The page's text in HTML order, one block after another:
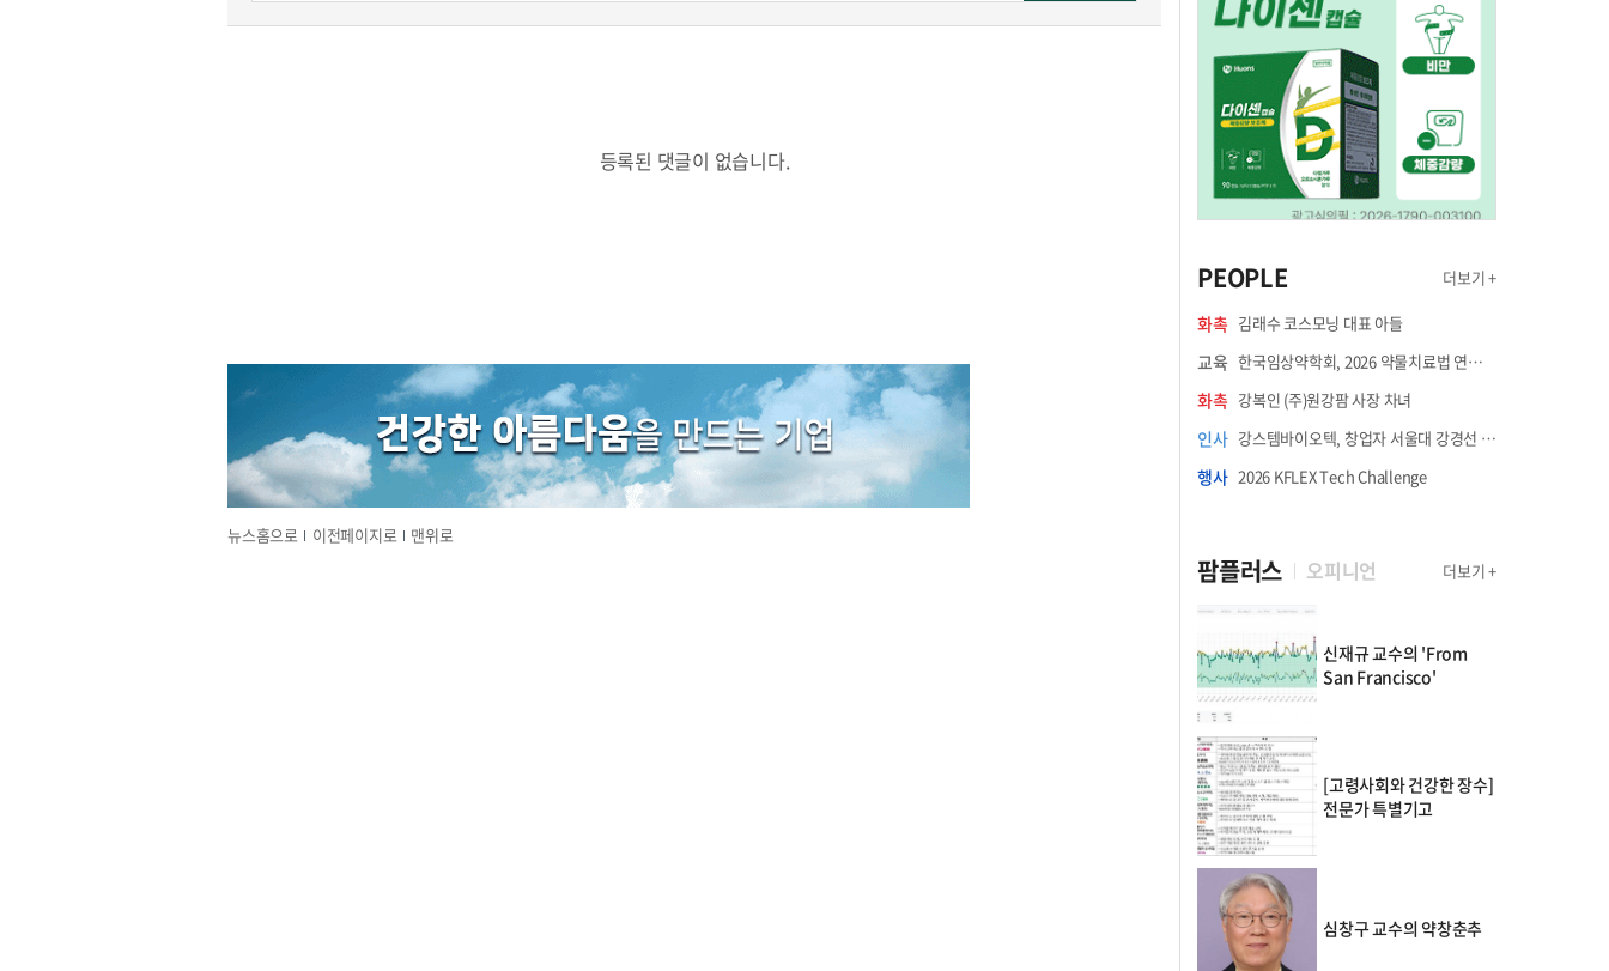
등록된 댓글이 없습니다.
뉴스홈으로 이전페이지로 맨위로
PEOPLE 더보기 +
화촉 김래수 코스모닝 대표 아들
교육 한국임상약학회, 2026 약물치료법 연수강좌 8월 21일 개최
화촉 강복인 (주)원강팜 사장 차녀
인사 강스템바이오텍, 창업자 서울대 강경선 교수 최고과학책임자 선임
행사 2026 KFLEX Tech Challenge
팜플러스 오피니언 더보기 +
신재규 교수의 'From
San Francisco'
[고령사회와 건강한 장수]
전문가 특별기고
심창구 교수의 약창춘추